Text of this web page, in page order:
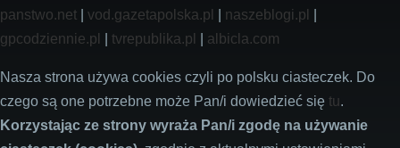
panstwo.net
vod.gazetapolska.pl naszeblogi.pl
gpcodziennie.pl
tvrepublika.pl albicla.com
Nasza strona używa cookies czyli po polsku ciasteczek. Do
czego są one potrzebne może Pan/i dowiedzieć się tu.
Korzystając ze strony wyraża Pan/i zgodę na używanie